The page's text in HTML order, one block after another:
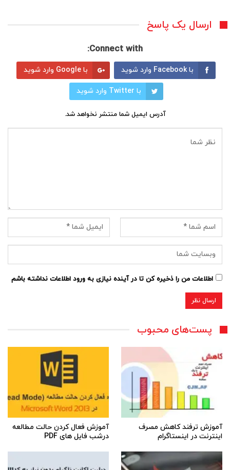
ارسال یک پاسخ
Connect with:
با Facebook وارد شوید با Google وارد شوید
با Twitter وارد شوید
آدرس ایمیل شما منتشر نخواهد شد.
اطلاعات من را ذخیره کن تا در آینده نیازی به ورود اطلاعات نداشته باشم
پست‌های محبوب
آموزش ترفند کاهش مصرف
اینترنت در اینستاگرام
آموزش فعال کردن حالت مطالعه
درشب فایل های PDF